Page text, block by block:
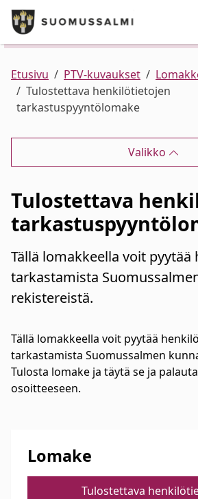
Siirry pääsisältöön
Puhelinluettelo/yhteystiedot
Palvelut
Ajankohtaista
Verkkokauppa
Kunta ja hallinto
Asuminen ja ympäristö
Varhaiskasvatus ja koulutus
Kulttuuri, vapaa-aika ja
Etusivu PTV-kuvaukset
Tulostettava henkilötietojen
tarkastuspyyntölomake
Valikko
Tulostettava
Tällä lomakkeella voit
tarkastamista
rekistereistä.
Tällä lomakkeella voit pyytää
tarkastamista Suomussalmen
Tulosta lomake ja täytä se ja
osoitteeseen.
Lomake
Tulostettava